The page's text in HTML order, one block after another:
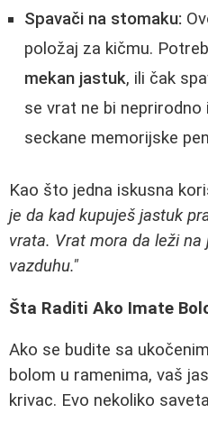
Spavači na stomaku:
položaj za kičmu.
mekan jastuk, ili čak
se vrat ne bi
seckane memorijske
Kao što jedna iskusna
je da kad kupuješ jastuk
vrata. Vrat mora da leži na
vazduhu."
Šta Raditi Ako Imate
Ako se budite sa
bolom u ramenima, vaš
krivac. Evo nekoliko